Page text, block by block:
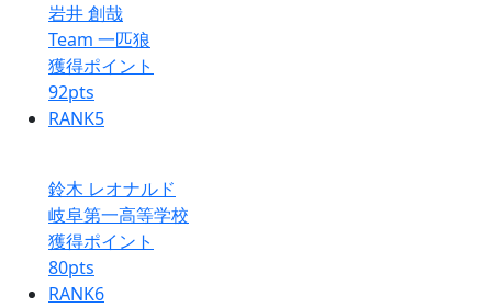
岩井 創哉
Team 一匹狼
獲得ポイント
92pts
RANK5
鈴木 レオナルド
岐阜第一高等学校
獲得ポイント
80pts
RANK6